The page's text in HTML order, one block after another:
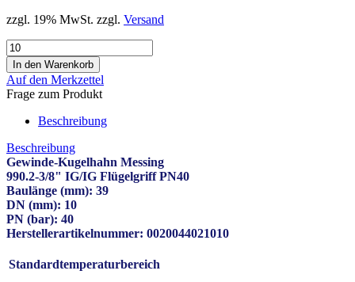
zzgl. 19% MwSt. zzgl. Versand
Auf den Merkzettel
Frage zum Produkt
Beschreibung
Beschreibung
Gewinde-Kugelhahn Messing
990.2-3/8" IG/IG Flügelgriff PN40
Baulänge (mm): 39
DN (mm): 10
PN (bar): 40
Herstellerartikelnummer: 0020044021010
Standardtemperaturbereich